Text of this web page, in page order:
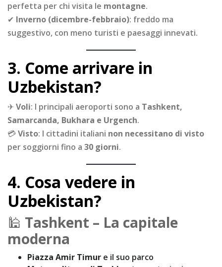
perfetta per chi visita le montagne.
✔ Inverno (dicembre-febbraio): freddo ma
suggestivo, con meno turisti e paesaggi innevati.
3. Come arrivare in
Uzbekistan?
✈Voli: I principali aeroporti sono a Tashkent,
Samarcanda, Bukhara e Urgench.
💳Visto: I cittadini italiani non necessitano di visto
per soggiorni fino a 30 giorni.
4. Cosa vedere in
Uzbekistan?
🕌 Tashkent – La capitale
moderna
Piazza Amir Timur e il suo parco